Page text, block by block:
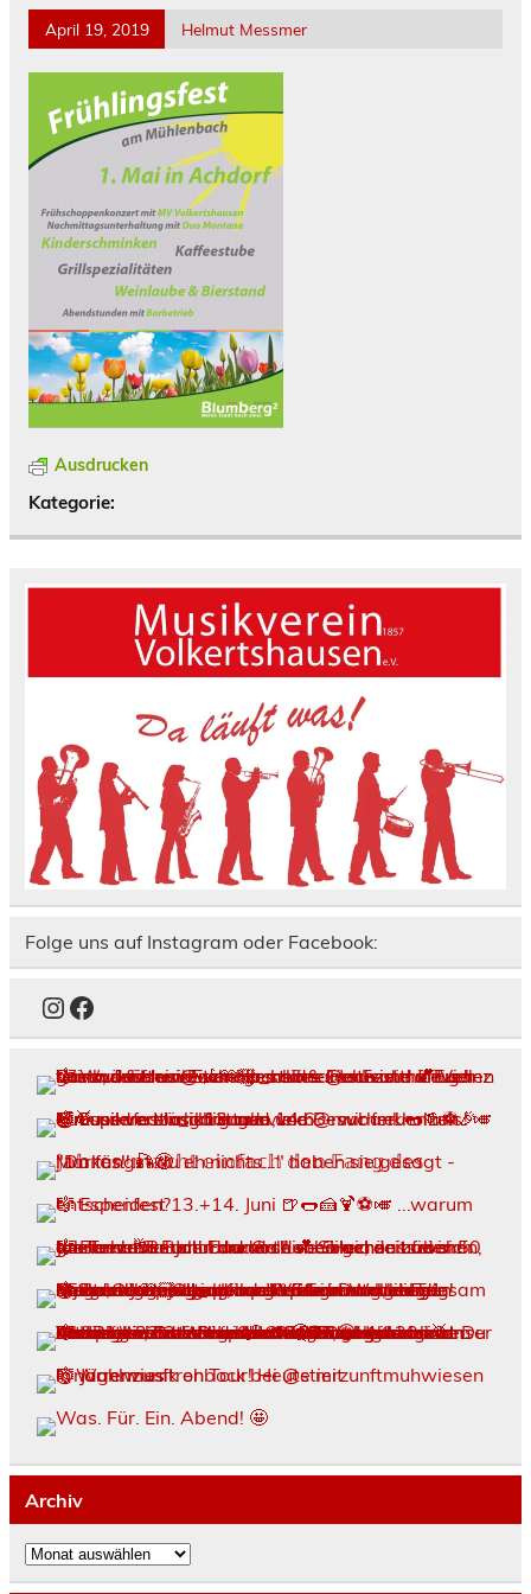
April 19, 2019 Helmut Messmer
Ausdrucken
Kategorie:
Folge uns auf Instagram oder Facebook:
Instagram
Facebook
Archiv
Archiv